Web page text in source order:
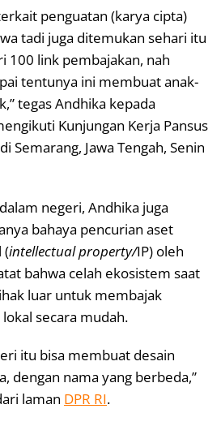
penguatan (karya cipta)
tadi juga ditemukan sehari itu
100 link pembajakan, nah
tentunya ini membuat anak-
tegas Andhika kepada
Kunjungan Kerja Pansus
Semarang, Jawa Tengah, Senin
negeri, Andhika juga
bahaya pencurian aset
(intellectual property/IP) oleh
bahwa celah ekosistem saat
luar untuk membajak
secara mudah.
itu bisa membuat desain
dengan nama yang berbeda,”
laman DPR RI.